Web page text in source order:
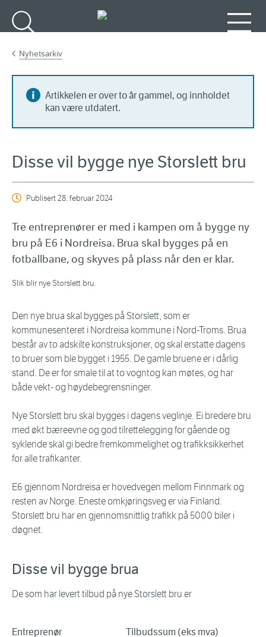
Nyhetsarkiv
Artikkelen er over to år gammel, og innholdet
kan være utdatert.
Disse vil bygge nye Storslett bru
Publisert28. februar 2024
Tre entreprenører er med i kampen om å bygge ny
bru på E6 i Nordreisa. Brua skal bygges på en
fotballbane, og skyves på plass når den er klar.
Slik blir nye Storslett bru.
Den nye brua skal bygges på Storslett, som er
kommunesenteret i Nordreisa kommune i Nord-Troms. Brua
består av to adskilte konstruksjoner, og skal erstatte dagens
to bruer som ble bygget i 1955. De gamle bruene er i dårlig
stand. De er for smale til at to vogntog kan møtes, og har
både vekt- og høydebegrensninger.
Nye Storslett bru skal bygges i dagens veglinje. Ei bredere bru
med økt bæreevne og god tilrettelegging for gående og
syklende skal gi bedre fremkommelighet og trafikksikkerhet
for alle trafikanter.
E6 gjennom Nordreisa er hovedvegen mellom Finnmark og
resten av Norge. Eneste omkjøringsveg er via Finland.
Storslett bru har en gjennomsnittlig trafikk på 5000 biler i
døgnet.
Disse vil bygge brua
De som har levert tilbud på nye Storslett bru er
Entreprenør Tilbudssum (eks mva)